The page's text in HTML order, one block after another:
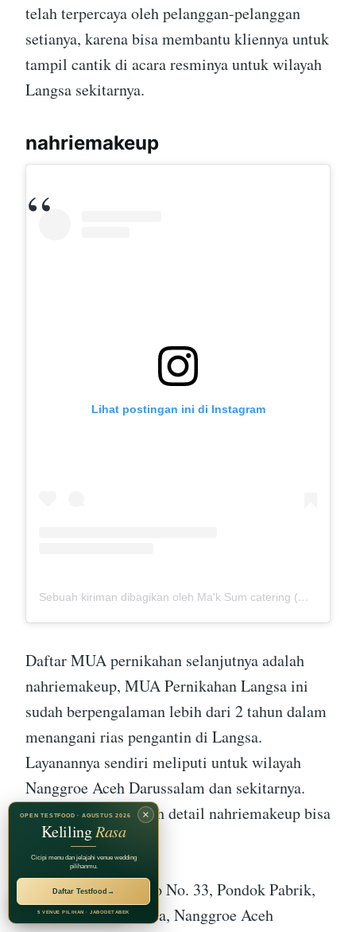
telah terpercaya oleh pelanggan-pelanggan
setianya, karena bisa membantu kliennya untuk
tampil cantik di acara resminya untuk wilayah
Langsa sekitarnya.
nahriemakeup
Lihat postingan ini di Instagram
Sebuah kiriman dibagikan oleh Ma'k Sum catering (@mak_sumcatering)
Daftar MUA pernikahan selanjutnya adalah
nahriemakeup, MUA Pernikahan Langsa ini
sudah berpengalaman lebih dari 2 tahun dalam
menangani rias pengantin di Langsa.
Layanannya sendiri meliputi untuk wilayah
Nanggroe Aceh Darussalam dan sekitarnya.
untuk informasi lebih detail nahriemakeup bisa
dilihat di bawah ini :
Alamat :Jl. Cicendo No. 33, Pondok Pabrik,
Langsa Lama, Langsa, Nanggroe Aceh
RECOMMENDED BY
Jagarasa Group
×
OPEN TESTFOOD · AGUSTUS 2026
KelilingRasa
Cicipi menu dan jelajahi venue wedding
pilihanmu.
Daftar Testfood →
5 VENUE PILIHAN · JABODETABEK